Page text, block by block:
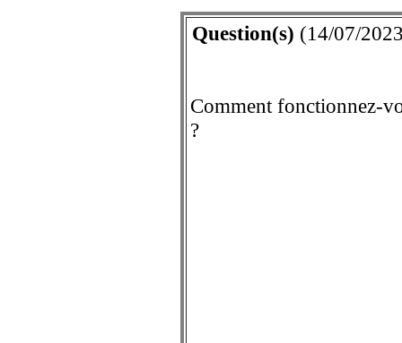
Question(s) (14/07/
Comment fonctionnez-
?